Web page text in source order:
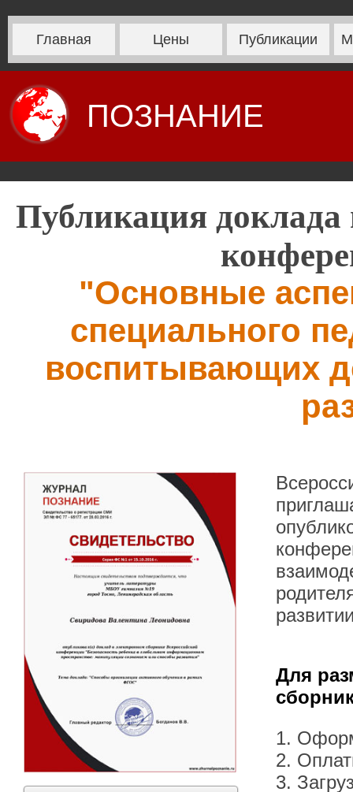
Главная Цены Публикации
ПОЗНАНИЕ
Публикация доклада
"Основные
специального
воспитывающих
Для
1.
2.
3.